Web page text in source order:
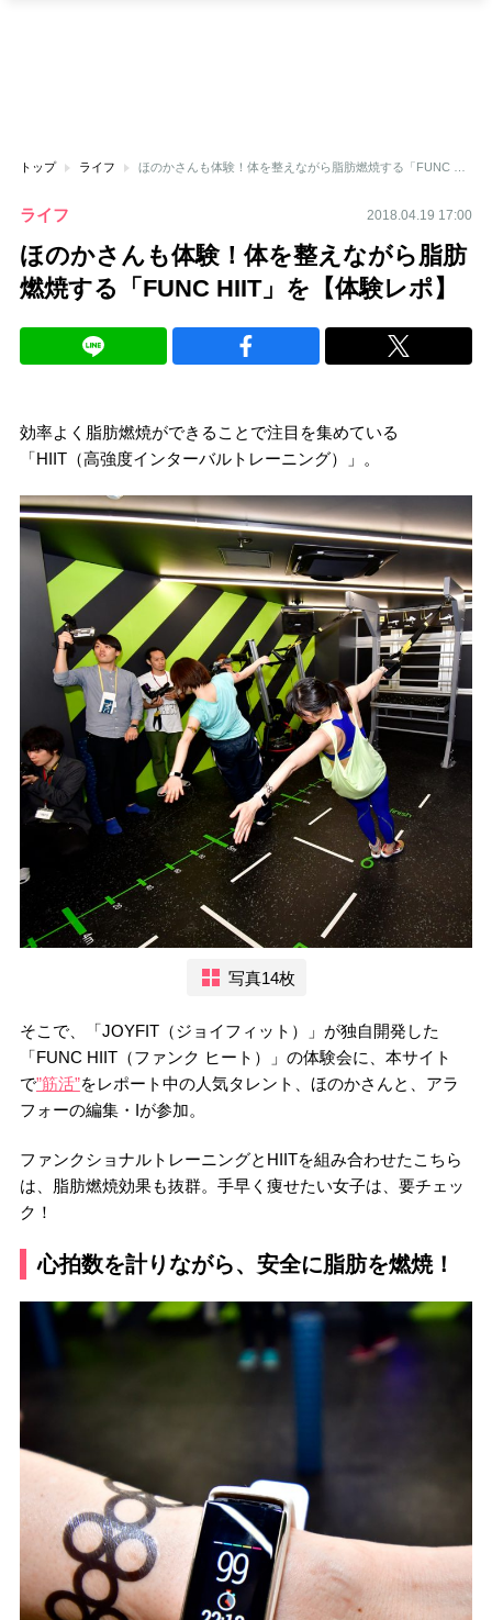
トップ ライフ
ライフ 2018.04.19 17:00
ほのかさんも体験！体を整えながら脂肪
燃焼する「FUNC HIIT」を【体験レポ】
効率よく脂肪燃焼ができることで注目を集めている
「HIIT（高強度インターバルトレーニング）」。
写真14枚
そこで、「JOYFIT（ジョイフィット）」が独自開発した
「FUNC HIIT（ファンク ヒート）」の体験会に、本サイト
で”筋活”をレポート中の人気タレント、ほのかさんと、アラ
フォーの編集・Iが参加。
ファンクショナルトレーニングとHIITを組み合わせたこちら
は、脂肪燃焼効果も抜群。手早く痩せたい女子は、要チェッ
ク！
心拍数を計りながら、安全に脂肪を燃焼！